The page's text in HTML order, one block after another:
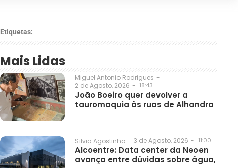
Etiquetas:
Mais Lidas
Miguel Antonio Rodrigues -
2 de Agosto, 2026 - 18:43
João Boeiro quer devolver a
tauromaquia às ruas de Alhandra
Silvia Agostinho - 3 de Agosto, 2026 - 11:00
Alcoentre: Data center da Neoen
avança entre dúvidas sobre água,